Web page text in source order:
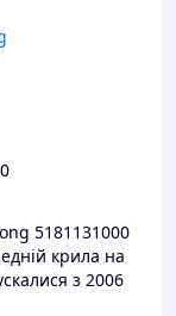
5181131000
крила на
з 2006